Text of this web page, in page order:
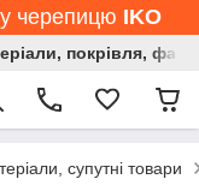
черепицю IKO
покрівля,
супутні товари